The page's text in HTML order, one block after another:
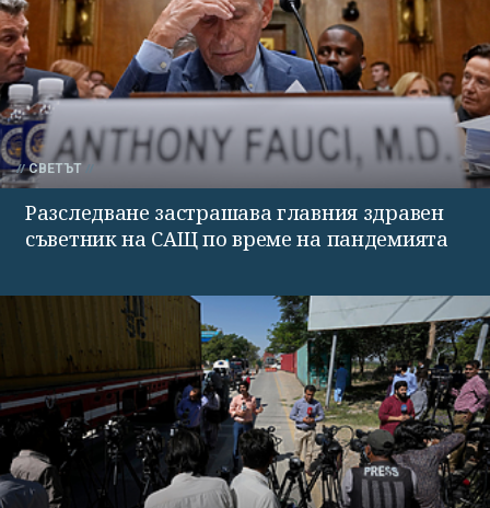
СВЕТЪТ
Разследване застрашава главния здравен
съветник на САЩ по време на пандемията